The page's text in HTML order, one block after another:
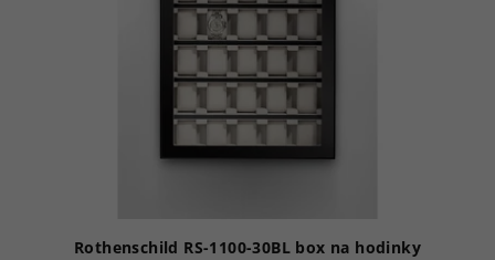
Rothenschild RS-1100-30BL box na hodinky